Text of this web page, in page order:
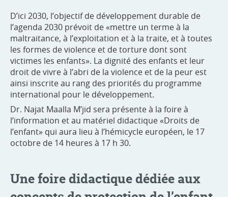
D’ici 2030, l’objectif de développement durable de
l’agenda 2030 prévoit de «mettre un terme à la
maltraitance, à l’exploitation et à la traite, et à toutes
les formes de violence et de torture dont sont
victimes les enfants». La dignité des enfants et leur
droit de vivre à l’abri de la violence et de la peur est
ainsi inscrite au rang des priorités du programme
international pour le développement.
Dr. Najat Maalla M’jid sera présente à la foire à
l’information et au matériel didactique «Droits de
l’enfant» qui aura lieu à l’hémicycle européen, le 17
octobre de 14 heures à 17 h 30.
Une foire didactique dédiée aux